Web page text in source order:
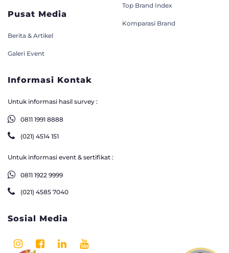
Pusat Media
Berita & Artikel
Galeri Event
Top Brand Index
Komparasi Brand
Informasi Kontak
Untuk informasi hasil survey :
0811 1991 8888
(021) 4514 151
Untuk informasi event & sertifikat :
0811 1922 9999
(021) 4585 7040
Sosial Media